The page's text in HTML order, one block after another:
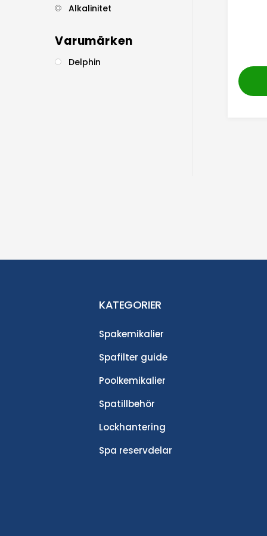
Alkalinitet
Varumärken
Delphin
KATEGORIER
Spakemikalier
Spafilter guide
Poolkemikalier
Spatillbehör
Lockhantering
Spa reservdelar